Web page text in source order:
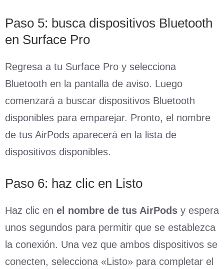
Paso 5: busca dispositivos Bluetooth
en Surface Pro
Regresa a tu Surface Pro y selecciona
Bluetooth en la pantalla de aviso. Luego
comenzará a buscar dispositivos Bluetooth
disponibles para emparejar. Pronto, el nombre
de tus AirPods aparecerá en la lista de
dispositivos disponibles.
Paso 6: haz clic en Listo
Haz clic en el nombre de tus AirPods y espera
unos segundos para permitir que se establezca
la conexión. Una vez que ambos dispositivos se
conecten, selecciona «Listo» para completar el